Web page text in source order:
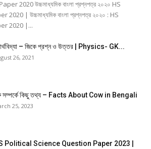
2020 উচ্চমাধ্যমিক বাংলা প্রশ্নপত্র ২০২০ HS
| উচ্চমাধ্যমিক বাংলা প্রশ্নপত্র ২০২০ : HS
2020 |...
– জিকে প্রশ্ন ও উত্তর | Physics- GK...
26, 2021
সম্পর্কে কিছু তথ্য – Facts About Cow in Bengali
25, 2023
Political Science Question Paper 2023 |